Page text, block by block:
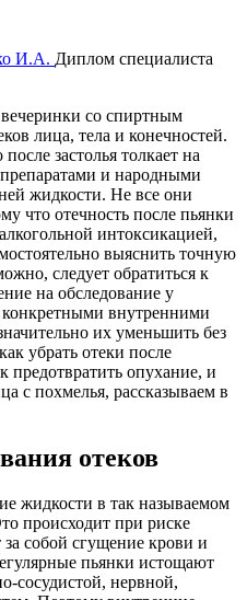
Диплом специалиста
со спиртным
лица, тела и конечностей.
застолья толкает на
и народными
жидкости. Не все они
что отечность после пьянки
интоксикацией,
выяснить точную
следует обратиться к
на обследование у
конкретными внутренними
их уменьшить без
убрать отеки после
предотвратить опухание, и
с похмелья, рассказываем в
отеков
жидкости в так называемом
происходит при риске
за собой сгущение крови и
пьянки истощают
сосудистой, нервной,